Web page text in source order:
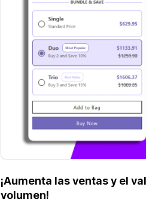
¡Aumenta las ventas y el
volumen!